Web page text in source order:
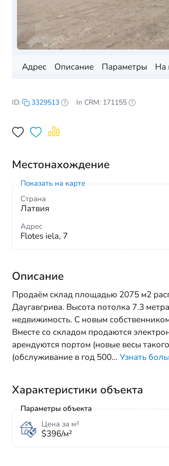
Адрес Описание Параметры На
ID: 3329513 In CRM: 171155
Местонахождение
Показать на карте
Страна
Латвия
Адрес
Flotes iela, 7
Описание
Продаём склад площадью 2075 м2
Даугавгрива. Высота потолка 7.3
недвижимость. С новым
Вместе со складом продаются
арендуются портом (новые весы
(обслуживание в год 500… Узнать
Характеристики объекта
Параметры объекта
Цена за м²
$396/м²